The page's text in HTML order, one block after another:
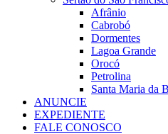
Afrânio
Cabrobó
Dormentes
Lagoa Grande
Orocó
Petrolina
Santa Maria da
ANUNCIE
EXPEDIENTE
FALE CONOSCO